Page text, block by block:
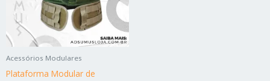
Acessórios Modulares
Plataforma Modular de
As
opções
podem